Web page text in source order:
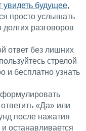
увидеть будущее,
просто услышать
разговоров
ответ без лишних
стрелой
и бесплатно узнать
«Да» или
после нажатия
останавливается